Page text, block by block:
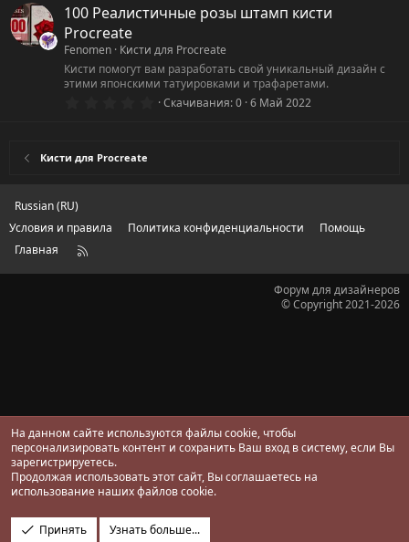
0
з
ё
з
д
100 Реалистичные розы штамп кисти
Procreate
Fenomen Кисти для Procreate
Кисти помогут вам разработать свой уникальный дизайн с
этими японскими татуировками и трафаретами.
0Скачивания 0 6 Май 2022
Кисти для Procreate
Russian (RU)
Условия и правила
Политика конфиденциальности
Помощь
Главная
R
Форум для дизайнеров
© Copyright 2021-2026
На данном сайте используются файлы cookie, чтобы
персонализировать контент и сохранить Ваш вход в систему, если Вы
зарегистрируетесь.
Продолжая использовать этот сайт, Вы соглашаетесь на
использование наших файлов cookie.
Принять Узнать больше...